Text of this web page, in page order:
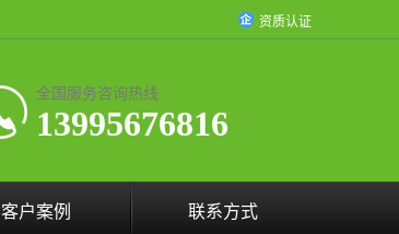
资质认证
全国服务咨询热线:
13995676816
客户案例 联系方式